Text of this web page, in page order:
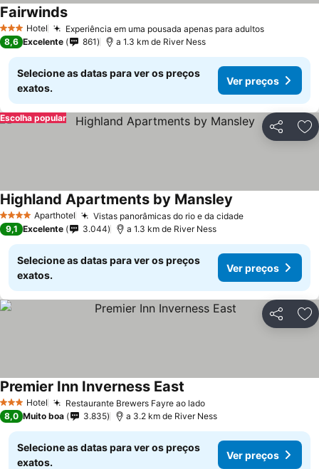
3 EstrelasHotel Experiência em uma pousada apenas para adultos
Fairwinds
8,6 Excelente 861 a 1.3 km de River Ness
Selecione as datas para ver os preços
exatos.
Ver preços
Partilhar
Escolha popular
4 EstrelasAparthotel Vistas panorâmicas do rio e da cidade
Highland Apartments by Mansley
9,1 Excelente 3.044 a 1.3 km de River Ness
Selecione as datas para ver os preços
exatos.
Ver preços
Partilhar
3 EstrelasHotel Restaurante Brewers Fayre ao lado
Premier Inn Inverness East
8,0 Muito boa 3.835 a 3.2 km de River Ness
Selecione as datas para ver os preços
exatos.
Ver preços